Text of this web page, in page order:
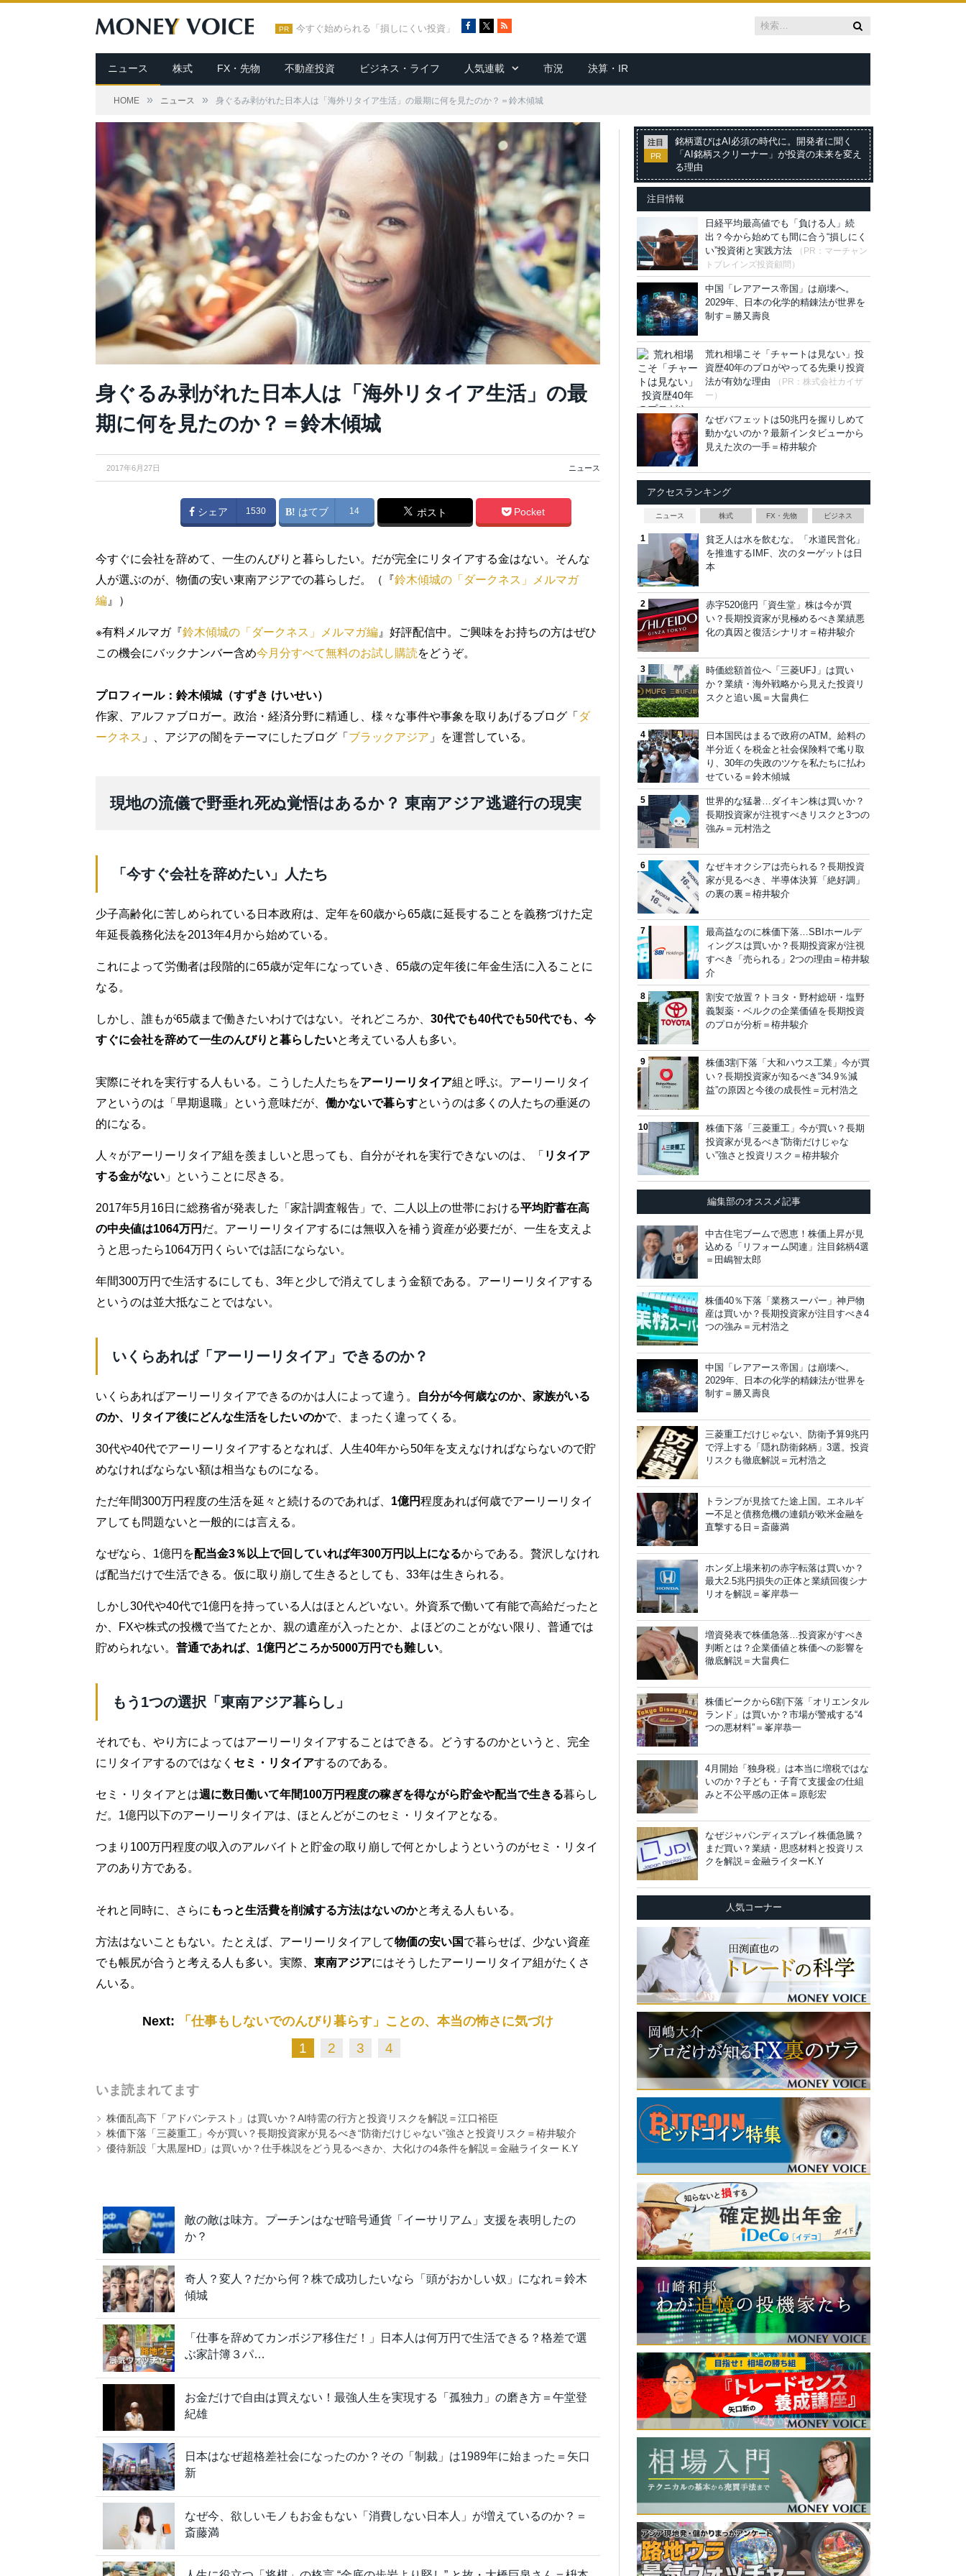
PR 今すぐ始められる「損しにくい投資」
c
e
b
R
S
ニュース 株式 FX・先物 不動産投資 ビジネス・ライフ 人気連載 市況 決算・IR
HOME » ニュース » 身ぐるみ剥がれた日本人は「海外リタイア生活」の最期に何を見たのか？＝鈴木傾城
身ぐるみ剥がれた日本人は「海外リタイア生活」の最
期に何を見たのか？＝鈴木傾城
2017年6月27日 ニュース
シェア 1530 はてブ 14 ポスト Pocket
今すぐに会社を辞めて、一生のんびりと暮らしたい。だが完全にリタイアする金はない。そんな
人が選ぶのが、物価の安い東南アジアでの暮らしだ。（『鈴木傾城の「ダークネス」メルマガ
編 』）
※有料メルマガ『鈴木傾城の「ダークネス」メルマガ編 』好評配信中。ご興味をお持ちの方はぜひ
この機会にバックナンバー含め今月分すべて無料のお試し購読をどうぞ。
プロフィール：鈴木傾城（すずき けいせい）
作家、アルファブロガー。政治・経済分野に精通し、様々な事件や事象を取りあげるブログ「 ダ
ークネス 」、アジアの闇をテーマにしたブログ「 ブラックアジア 」を運営している。
現地の流儀で野垂れ死ぬ覚悟はあるか？ 東南アジア逃避行の現実
「今すぐ会社を辞めたい」人たち
少子高齢化に苦しめられている日本政府は、定年を60歳から65歳に延長することを義務づけた定
年延長義務化法を2013年4月から始めている。
これによって労働者は段階的に65歳が定年になっていき、65歳の定年後に年金生活に入ることに
なる。
しかし、誰もが65歳まで働きたいわけではない。それどころか、 30代でも40代でも50代でも、今
すぐに会社を辞めて一生のんびりと暮らしたいと考えている人も多い。
実際にそれを実行する人もいる。こうした人たちをアーリーリタイア組と呼ぶ。アーリーリタイ
アというのは「早期退職」という意味だが、 働かないで暮らすというのは多くの人たちの垂涎の
的になる。
人々がアーリーリタイア組を羨ましいと思っても、自分がそれを実行できないのは、「 リタイア
する金がない 」ということに尽きる。
2017年5月16日に総務省が発表した「家計調査報告」で、二人以上の世帯における平均貯蓄在高
の中央値は1064万円 だ。アーリーリタイアするには無収入を補う資産が必要だが、一生を支えよ
うと思ったら1064万円くらいでは話にならない。
年間300万円で生活するにしても、3年と少しで消えてしまう金額である。アーリーリタイアする
というのは並大抵なことではない。
いくらあれば「アーリーリタイア」できるのか？
いくらあればアーリーリタイアできるのかは人によって違う。
自分が今何歳なのか、家族がいる
のか、リタイア後にどんな生活をしたいのかで、まったく違ってくる。
30代や40代でアーリーリタイアするとなれば、人生40年から50年を支えなければならないので貯
めなければならない額は相当なものになる。
ただ年間300万円程度の生活を延々と続けるのであれば、 1億円程度あれば何歳でアーリーリタイ
アしても問題ないと一般的には言える。
なぜなら、1億円を配当金3％以上で回していれば年300万円以上になるからである。贅沢しなけれ
ば配当だけで生活できる。仮に取り崩して生きるとしても、33年は生きられる。
しかし30代や40代で1億円を持っている人はほとんどいない。外資系で働いて有能で高給だったと
か、FXや株式の投機で当てたとか、親の遺産が入ったとか、よほどのことがない限り、普通では
貯められない。 普通であれば、1億円どころか5000万円でも難しい。
もう1つの選択「東南アジア暮らし」
それでも、やり方によってはアーリーリタイアすることはできる。どうするのかというと、完全
にリタイアするのではなく セミ・リタイアするのである。
セミ・リタイアとは週に数日働いて年間100万円程度の稼ぎを得ながら貯金や配当で生きる暮らし
だ。1億円以下のアーリーリタイアは、ほとんどがこのセミ・リタイアとなる。
つまり100万円程度の収入のアルバイトと貯金の取り崩しで何とかしようというのがセミ・リタイ
アのあり方である。
それと同時に、さらに もっと生活費を削減する方法はないのかと考える人もいる。
方法はないこともない。たとえば、アーリーリタイアして物価の安い国で暮らせば、少ない資産
でも帳尻が合うと考える人も多い。実際、 東南アジアにはそうしたアーリーリタイア組がたくさ
んいる。
Next: 「仕事もしないでのんびり暮らす」ことの、本当の怖さに気づけ
1 2 3 4
いま読まれてます
株価乱高下「アドバンテスト」は買いか？AI特需の行方と投資リスクを解説＝江口裕臣
株価下落「三菱重工」今が買い？長期投資家が見るべき“防衛だけじゃない”強さと投資リスク＝栫井駿介
優待新設「大黒屋HD」は買いか？仕手株説をどう見るべきか、大化けの4条件を解説＝金融ライター K.Y
敵の敵は味方。プーチンはなぜ暗号通貨「イーサリアム」支援を表明したの
か？
奇人？変人？だから何？株で成功したいなら「頭がおかしい奴」になれ＝鈴木
傾城
「仕事を辞めてカンボジア移住だ！」日本人は何万円で生活できる？格差で選
ぶ家計簿３パ…
お金だけで自由は買えない！最強人生を実現する「孤独力」の磨き方＝午堂登
紀雄
日本はなぜ超格差社会になったのか？その「制裁」は1989年に始まった＝矢口
新
なぜ今、欲しいモノもお金もない「消費しない日本人」が増えているのか？＝
斎藤満
注目
PR
銘柄選びはAI必須の時代に。開発者に聞く
「AI銘柄スクリーナー」が投資の未来を変え
る理由
注目情報
日経平均最高値でも「負ける人」続
出？今から始めても間に合う“損しにく
い”投資術と実践方法
（PR：マーチャン
トブレインズ投資顧問）
中国「レアアース帝国」は崩壊へ。
2029年、日本の化学的精錬法が世界を
制す＝勝又壽良
荒れ相場こそ「チャートは見ない」投
資歴40年のプロがやってる先乗り投資
法が有効な理由
（PR：株式会社カイザ
ー）
なぜバフェットは50兆円を握りしめて
動かないのか？最新インタビューから
見えた次の一手＝栫井駿介
アクセスランキング
ニュース 株式 FX・先物 ビジネス
貧乏人は水を飲むな。「水道民営化」
を推進するIMF、次のターゲットは日
本
赤字520億円「資生堂」株は今が買
い？長期投資家が見極めるべき業績悪
化の真因と復活シナリオ＝栫井駿介
時価総額首位へ「三菱UFJ」は買い
か？業績・海外戦略から見えた投資リ
スクと追い風＝大畠典仁
日本国民はまるで政府のATM。給料の
半分近くを税金と社会保険料で毟り取
り、30年の失政のツケを私たちに払わ
せている＝鈴木傾城
世界的な猛暑…ダイキン株は買いか？
長期投資家が注視すべきリスクと3つの
強み＝元村浩之
なぜキオクシアは売られる？長期投資
家が見るべき、半導体決算「絶好調」
の裏の裏＝栫井駿介
最高益なのに株価下落…SBIホールデ
ィングスは買いか？長期投資家が注視
すべき「売られる」2つの理由＝栫井駿
介
割安で放置？トヨタ・野村総研・塩野
義製薬・ベルクの企業価値を長期投資
のプロが分析＝栫井駿介
株価3割下落「大和ハウス工業」今が買
い？長期投資家が知るべき“34.9％減
益”の原因と今後の成長性＝元村浩之
株価下落「三菱重工」今が買い？長期
投資家が見るべき“防衛だけじゃな
い”強さと投資リスク＝栫井駿介
編集部のオススメ記事
中古住宅ブームで恩恵！株価上昇が見
込める「リフォーム関連」注目銘柄4選
＝田嶋智太郎
株価40％下落「業務スーパー」神戸物
産は買いか？長期投資家が注目すべき4
つの強み＝元村浩之
中国「レアアース帝国」は崩壊へ。
2029年、日本の化学的精錬法が世界を
制す＝勝又壽良
三菱重工だけじゃない、防衛予算9兆円
で浮上する「隠れ防衛銘柄」3選。投資
リスクも徹底解説＝元村浩之
トランプが見捨てた途上国。エネルギ
ー不足と債務危機の連鎖が欧米金融を
直撃する日＝斎藤満
ホンダ上場来初の赤字転落は買いか？
最大2.5兆円損失の正体と業績回復シナ
リオを解説＝峯岸恭一
増資発表で株価急落…投資家がすべき
判断とは？企業価値と株価への影響を
徹底解説＝大畠典仁
株価ピークから6割下落「オリエンタル
ランド」は買いか？市場が警戒する“4
つの悪材料”＝峯岸恭一
4月開始「独身税」は本当に増税ではな
いのか？子ども・子育て支援金の仕組
みと不公平感の正体＝原彰宏
なぜジャパンディスプレイ株価急騰？
まだ買い？業績・思惑材料と投資リス
クを解説＝金融ライターK.Y
人気コーナー